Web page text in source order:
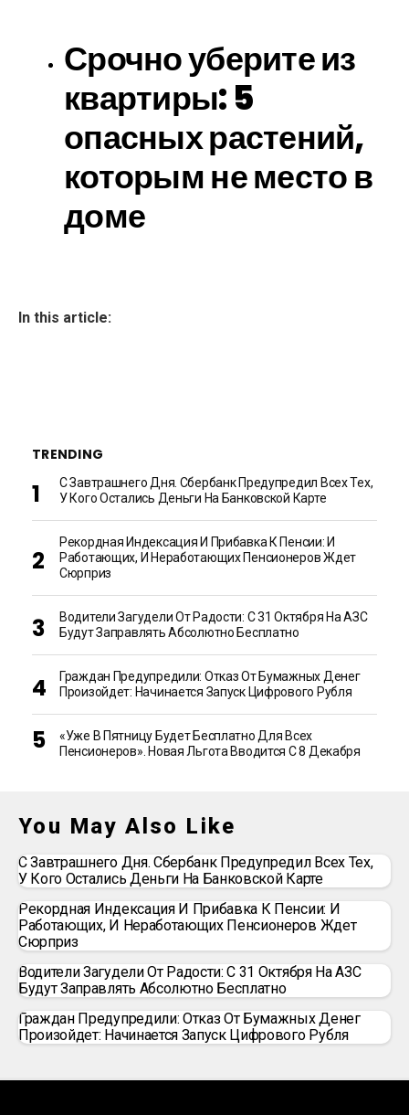
Срочно уберите из
квартиры: 5
опасных растений,
которым не место в
доме
In this article:
TRENDING
С Завтрашнего Дня. Сбербанк Предупредил Всех Тех,
У Кого Остались Деньги На Банковской Карте
Рекордная Индексация И Прибавка К Пенсии: И
Работающих, И Неработающих Пенсионеров Ждет
Сюрприз
Водители Загудели От Радости: С 31 Октября На АЗС
Будут Заправлять Абсолютно Бесплатно
Граждан Предупредили: Отказ От Бумажных Денег
Произойдет: Начинается Запуск Цифрового Рубля
«Уже В Пятницу Будет Бесплатно Для Всех
Пенсионеров». Новая Льгота Вводится С 8 Декабря
You May Also Like
С Завтрашнего Дня. Сбербанк Предупредил Всех Тех,
У Кого Остались Деньги На Банковской Карте
Рекордная Индексация И Прибавка К Пенсии: И
Работающих, И Неработающих Пенсионеров Ждет
Сюрприз
Водители Загудели От Радости: С 31 Октября На АЗС
Будут Заправлять Абсолютно Бесплатно
Граждан Предупредили: Отказ От Бумажных Денег
Произойдет: Начинается Запуск Цифрового Рубля